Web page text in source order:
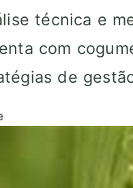
técnica e
com
de